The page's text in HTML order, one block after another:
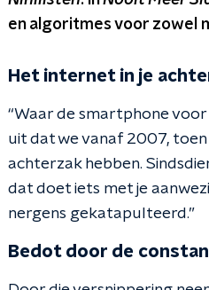
en algoritmes voor zowel
Het internet in je
“Waar de smartphone
uit dat we vanaf 2007,
achterzak hebben.
dat doet iets met je
nergens gekatapulteerd.”
Bedot door de